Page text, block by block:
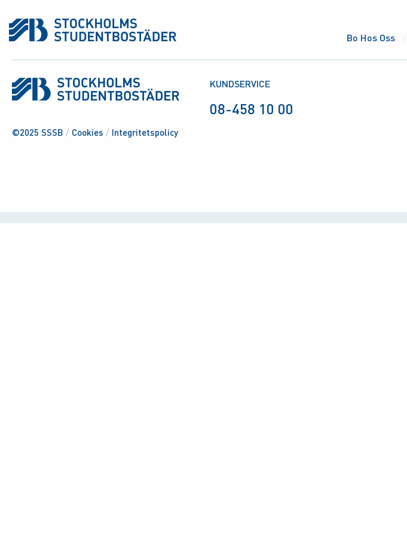
Bo Hos Oss
©2025 SSSB / Cookies / Integritetspolicy
KUNDSERVICE
08-458 10 00